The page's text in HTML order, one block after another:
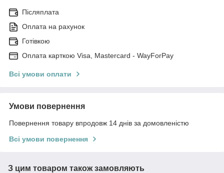
Післяплата
Оплата на рахунок
Готівкою
Оплата карткою Visa, Mastercard - WayForPay
Всі умови оплати
Умови повернення
Повернення товару впродовж 14 днів за домовленістю
Всі умови повернення
З цим товаром також замовляють